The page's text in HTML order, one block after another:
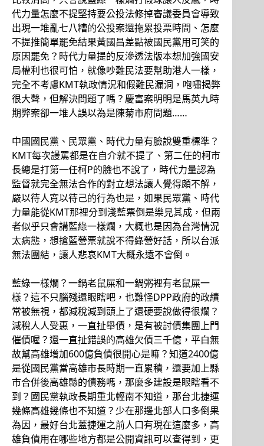
代力量怎麼不提堅持要公投法修掉審議委員會導致
出現一堆亂七八糟的公投案還拖累投票時間、怎麼
不提推簡單罷免結果黃國昌差點被國民黨用可笑的
原因罷免？時代力量提的反滲透法版本想加強國安
局權利也很可怕，就像吵難民法要幫助港人一樣，
完全不考慮KMT執政情況和假難民漏洞，咆嘯揭弊
很大聲，但解決問題了嗎？慶富案明明是馬英九時
期弊案卻一堆人誤以為是陳菊市府問題……
中國國民黨、民眾黨、時代力量有臉說雙重標準？
KMT每次謾罵都是在自介就不提了、第二任的柯市
長總是打第一任柯P的臉也不說了，時代力量認為
監督就完全無法合作的對立想法讓人覺得頗不解，
嚴以待人寬以待己的行為也是，如果民眾黨、時代
力量能從KMT那裡分到淺藍票倒是樂見其成，但兩
者似乎只會講藍綠一樣爛，大概也是因為台灣情況
太病態，想搶藍營票就說不得綠營好話，所以台派
無法團結，讓人悲哀KMT大概永遠不會倒。
藍綠一樣爛？一鍋老鼠屎和一鍋粥裡有老鼠屎一
樣？這不只腦殘還眼瞎吧，也難怪DPP政府的政績
常被無視，都減稅減到頭上了還硬要說做得很爛？
減稅人人受惠，一直扯舉債，是有被討債集團上門
催債喔？還一直扯錯誤的高雄欠債三千億，平白無
故幫高雄增加600億負債很開心是嘛？知道2400億
是從國民黨當高雄市長時期一直累積，還要加上縣
市合併後高雄縣的債務嗎，那麼多建設是眼瞎看不
到？國民黨執政長期重北輕南不知道，那台北捷運
幾條高雄幾條也不知道？少在那邊北部人口多倒果
為因，最好台北蓋捷運之前人口有現在這麼多，高
雄負債用在哪些地方都是公開資訊可以查得到，更